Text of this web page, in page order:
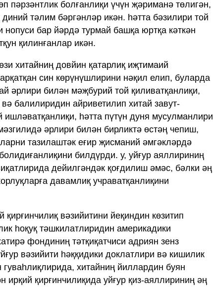
пәрзәнтлик болғанлиқи үчүн җәриманә төлигән,
тәлим бәргәнләр икән. һәтта бәзилири той
нопуси бар йәрдә турмай башқа юртқа кәткән
қилинғанлар икән.
хитайниң довйин қатарлиқ иҗтимаий
син көрүнүшлирини нәқил елип, буларда
әрлири билән мәҗбурий той қиливатқанлиқи,
балилиридин айриветилип хитай завут-
һәтта пүтүн дуня мусулманлири
әрлири билән бирликтә өстәң чепиш,
тазилаштәк еғир җисманий әмгәкләрдә
билдүрди. у, уйғур аяллириниң
дейилгәндәк қоғдилиш әмәс, бәлки әң
давамлиқ учраватқанлиқини
қирғинчилиқ вәзийитини йеқиндин көзитип
һоқуқ тәшкилатлиридин америкадики
фондиниң тәтқиқатчиси адриян зенз
вәзийити һәққидики доклатлири вә кишилик
гуваһлиқлирида, хитайниң йиллардин буян
ирқий қирғинчилиқида уйғур қиз-аяллириниң әң